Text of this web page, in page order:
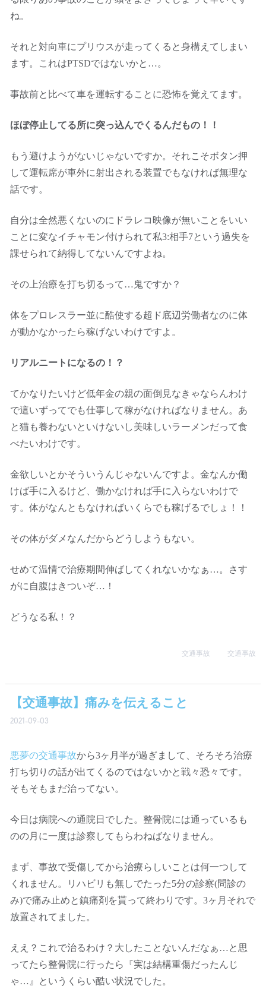
ね。
それと対向車にプリウスが走ってくると身構えてしまい
ます。これはPTSDではないかと…。
事故前と比べて車を運転することに恐怖を覚えてます。
ほぼ停止してる所に突っ込んでくるんだもの！！
もう避けようがないじゃないですか。それこそボタン押
して運転席が車外に射出される装置でもなければ無理な
話です。
自分は全然悪くないのにドラレコ映像が無いことをいい
ことに変なイチャモン付けられて私3:相手7という過失を
課せられて納得してないんですよね。
その上治療を打ち切るって…鬼ですか？
体をプロレスラー並に酷使する超ド底辺労働者なのに体
が動かなかったら稼げないわけですよ。
リアルニートになるの！？
てかなりたいけど低年金の親の面倒見なきゃならんわけ
で這いずってでも仕事して稼がなければなりません。あ
と猫も養わないといけないし美味しいラーメンだって食
べたいわけです。
金欲しいとかそういうんじゃないんですよ。金なんか働
けば手に入るけど、働かなければ手に入らないわけで
す。体がなんともなければいくらでも稼げるでしょ！！
その体がダメなんだからどうしようもない。
せめて温情で治療期間伸ばしてくれないかなぁ…。さす
がに自腹はきついぞ…！
どうなる私！？
交通事故 交通事故
【交通事故】痛みを伝えること
2021-09-03
悪夢の交通事故から3ヶ月半が過ぎまして、そろそろ治療
打ち切りの話が出てくるのではないかと戦々恐々です。
そもそもまだ治ってない。
今日は病院への通院日でした。整骨院には通っているも
のの月に一度は診察してもらわねばなりません。
まず、事故で受傷してから治療らしいことは何一つして
くれません。リハビリも無しでたった5分の診察(問診の
み)で痛み止めと鎮痛剤を貰って終わりです。3ヶ月それで
放置されてました。
ええ？これで治るわけ？大したことないんだなぁ…と思
ってたら整骨院に行ったら『実は結構重傷だったんじ
ゃ…』というくらい酷い状況でした。